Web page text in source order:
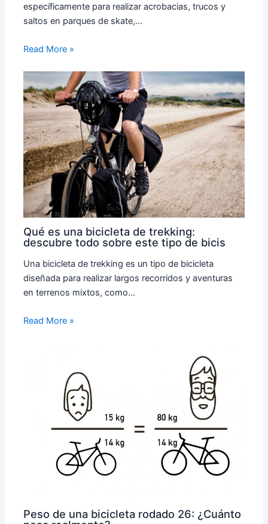
específicamente para realizar acrobacias, trucos y
saltos en parques de skate,…
Read More »
Qué es una bicicleta de trekking:
descubre todo sobre este tipo de bicis
Una bicicleta de trekking es un tipo de bicicleta
diseñada para realizar largos recorridos y aventuras
en terrenos mixtos, como…
Read More »
Peso de una bicicleta rodado 26: ¿Cuánto